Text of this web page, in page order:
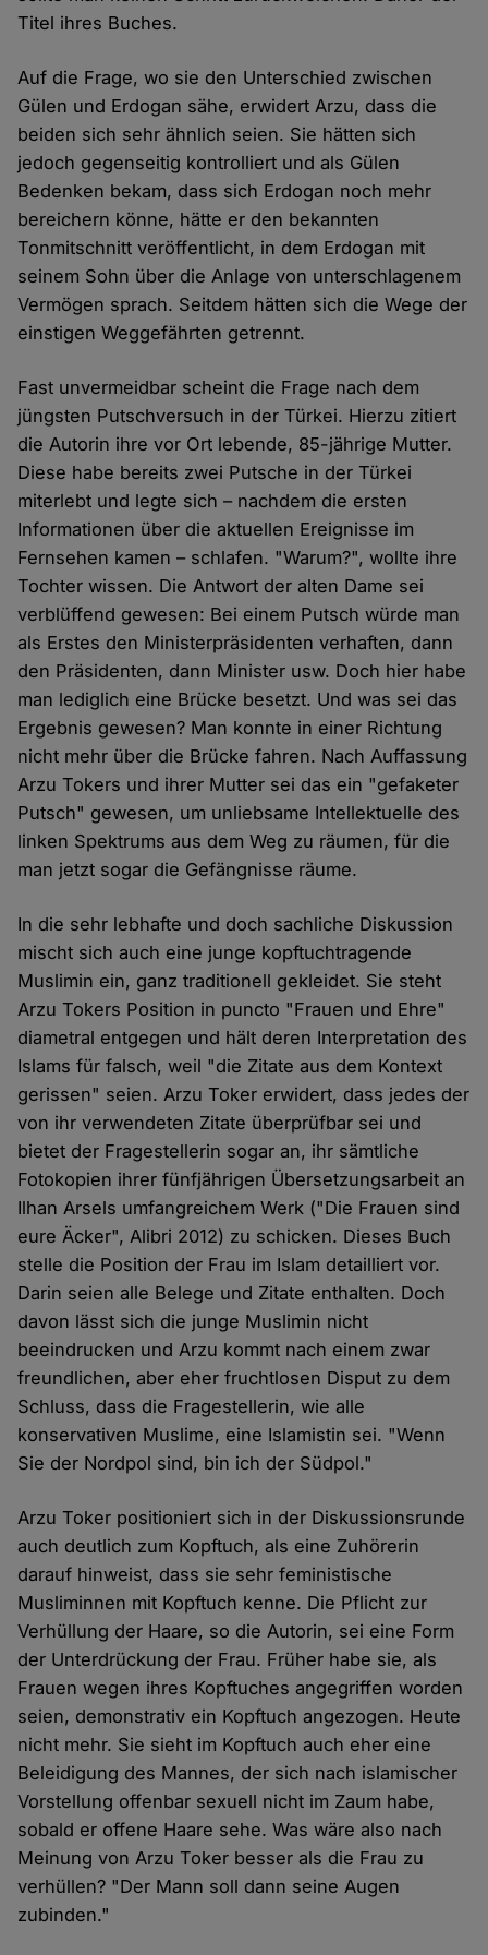
Titel ihres Buches.
Auf die Frage, wo sie den Unterschied zwischen
Gülen und Erdogan sähe, erwidert Arzu, dass die
beiden sich sehr ähnlich seien. Sie hätten sich
jedoch gegenseitig kontrolliert und als Gülen
Bedenken bekam, dass sich Erdogan noch mehr
bereichern könne, hätte er den bekannten
Tonmitschnitt veröffentlicht, in dem Erdogan mit
seinem Sohn über die Anlage von unterschlagenem
Vermögen sprach. Seitdem hätten sich die Wege der
einstigen Weggefährten getrennt.
Fast unvermeidbar scheint die Frage nach dem
jüngsten Putschversuch in der Türkei. Hierzu zitiert
die Autorin ihre vor Ort lebende, 85-jährige Mutter.
Diese habe bereits zwei Putsche in der Türkei
miterlebt und legte sich – nachdem die ersten
Informationen über die aktuellen Ereignisse im
Fernsehen kamen – schlafen. "Warum?", wollte ihre
Tochter wissen. Die Antwort der alten Dame sei
verblüffend gewesen: Bei einem Putsch würde man
als Erstes den Ministerpräsidenten verhaften, dann
den Präsidenten, dann Minister usw. Doch hier habe
man lediglich eine Brücke besetzt. Und was sei das
Ergebnis gewesen? Man konnte in einer Richtung
nicht mehr über die Brücke fahren. Nach Auffassung
Arzu Tokers und ihrer Mutter sei das ein "gefaketer
Putsch" gewesen, um unliebsame Intellektuelle des
linken Spektrums aus dem Weg zu räumen, für die
man jetzt sogar die Gefängnisse räume.
In die sehr lebhafte und doch sachliche Diskussion
mischt sich auch eine junge kopftuchtragende
Muslimin ein, ganz traditionell gekleidet. Sie steht
Arzu Tokers Position in puncto "Frauen und Ehre"
diametral entgegen und hält deren Interpretation des
Islams für falsch, weil "die Zitate aus dem Kontext
gerissen" seien. Arzu Toker erwidert, dass jedes der
von ihr verwendeten Zitate überprüfbar sei und
bietet der Fragestellerin sogar an, ihr sämtliche
Fotokopien ihrer fünfjährigen Übersetzungsarbeit an
Ilhan Arsels umfangreichem Werk ("Die Frauen sind
eure Äcker", Alibri 2012) zu schicken. Dieses Buch
stelle die Position der Frau im Islam detailliert vor.
Darin seien alle Belege und Zitate enthalten. Doch
davon lässt sich die junge Muslimin nicht
beeindrucken und Arzu kommt nach einem zwar
freundlichen, aber eher fruchtlosen Disput zu dem
Schluss, dass die Fragestellerin, wie alle
konservativen Muslime, eine Islamistin sei. "Wenn
Sie der Nordpol sind, bin ich der Südpol."
Arzu Toker positioniert sich in der Diskussionsrunde
auch deutlich zum Kopftuch, als eine Zuhörerin
darauf hinweist, dass sie sehr feministische
Musliminnen mit Kopftuch kenne. Die Pflicht zur
Verhüllung der Haare, so die Autorin, sei eine Form
der Unterdrückung der Frau. Früher habe sie, als
Frauen wegen ihres Kopftuches angegriffen worden
seien, demonstrativ ein Kopftuch angezogen. Heute
nicht mehr. Sie sieht im Kopftuch auch eher eine
Beleidigung des Mannes, der sich nach islamischer
Vorstellung offenbar sexuell nicht im Zaum habe,
sobald er offene Haare sehe. Was wäre also nach
Meinung von Arzu Toker besser als die Frau zu
verhüllen? "Der Mann soll dann seine Augen
zubinden."